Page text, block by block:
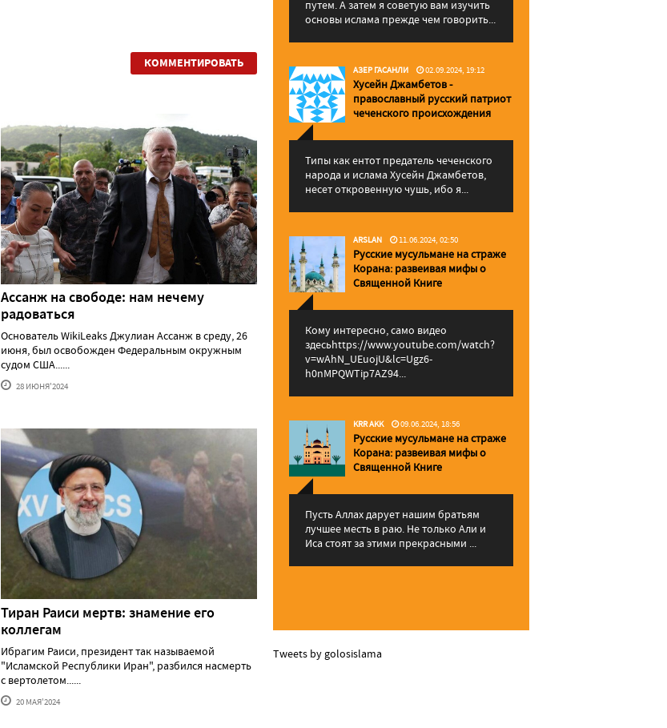
КОММЕНТИРОВАТЬ
Ассанж на свободе: нам нечему
радоваться
Основатель WikiLeaks Джулиан Ассанж в среду, 26
июня, был освобожден Федеральным окружным
судом США......
28 ИЮНЯ'2024
Тиран Раиси мертв: знамение его
коллегам
Ибрагим Раиси, президент так называемой
"Исламской Республики Иран", разбился насмерть
с вертолетом......
20 МАЯ'2024
путем. А затем я советую вам изучить
основы ислама прежде чем говорить...
АЗЕР ГАСАНЛИ 02.09.2024, 19:12
Хусейн Джамбетов -
православный русский патриот
чеченского происхождения
Типы как ентот предатель чеченского
народа и ислама Хусейн Джамбетов,
несет откровенную чушь, ибо я...
ARSLAN 11.06.2024, 02:50
Русские мусульмане на страже
Корана: pазвеивая мифы о
Священной Книге
Кому интересно, само видео
здесьhttps://www.youtube.com/watch?
v=wAhN_UEuojU&lc=Ugz6-
h0nMPQWTip7AZ94...
KRR AKK 09.06.2024, 18:56
Русские мусульмане на страже
Корана: pазвеивая мифы о
Священной Книге
Пусть Аллах дарует нашим братьям
лучшее месть в раю. Не только Али и
Иса стоят за этими прекрасными ...
Tweets by golosislama